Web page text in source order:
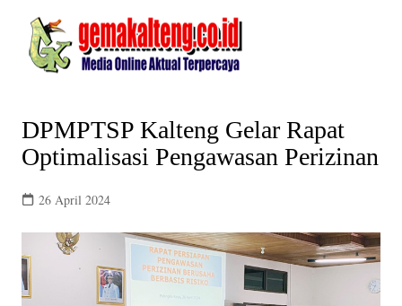
content
DPMPTSP Kalteng Gelar Rapat
Optimalisasi Pengawasan Perizinan
26 April 2024